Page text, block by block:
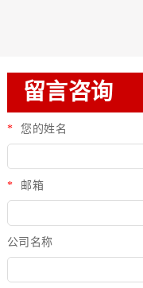
留言咨询
* 您的姓名
* 邮箱
公司名称